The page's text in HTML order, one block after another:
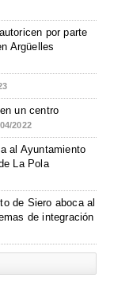
por parte
Argüelles
un centro
2022
al Ayuntamiento
La Pola
de Siero aboca al
de integración